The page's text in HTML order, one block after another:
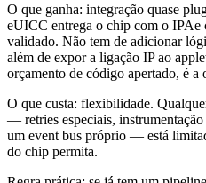
O que ganha: integração quase
eUICC entrega o chip com o
validado. Não tem de adicionar
além de expor a ligação IP ao
orçamento de código apertado, é a
O que custa: flexibilidade.
— retries especiais,
um event bus próprio — está
do chip permita.